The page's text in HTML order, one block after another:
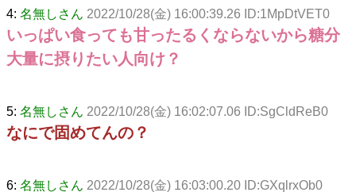
4: 名無しさん 2022/10/28(金) 16:00:39.26 ID:1MpDtVET0
いっぱい食っても甘ったるくならないから糖分
大量に摂りたい人向け？
5: 名無しさん 2022/10/28(金) 16:02:07.06 ID:SgCldReB0
なにで固めてんの？
6: 名無しさん 2022/10/28(金) 16:03:00.20 ID:GXqlrxOb0